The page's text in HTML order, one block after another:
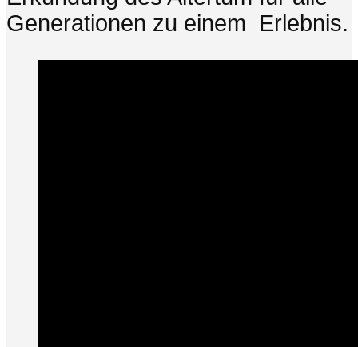
Generationen zu einem Erlebnis.